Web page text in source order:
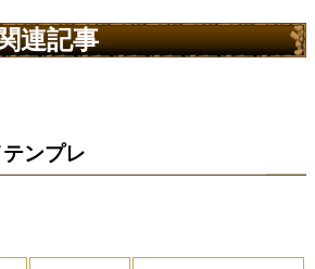
連記事
ンプレ